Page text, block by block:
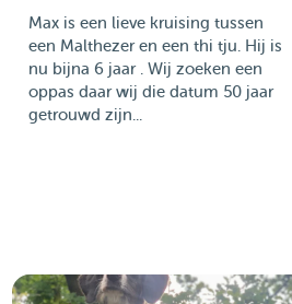
Max is een lieve kruising tussen
een Malthezer en een thi tju. Hij is
nu bijna 6 jaar . Wij zoeken een
oppas daar wij die datum 50 jaar
getrouwd zijn...